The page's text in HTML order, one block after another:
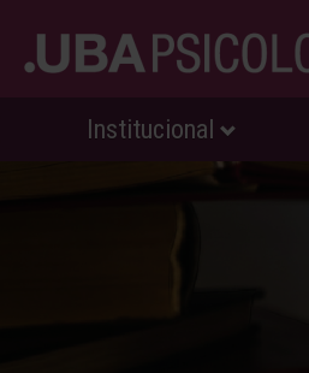
Institucional